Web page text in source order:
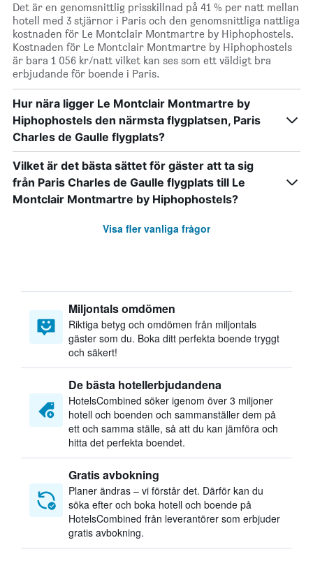
Det är en genomsnittlig prisskillnad på 41 % per natt mellan
hotell med 3 stjärnor i Paris och den genomsnittliga nattliga
kostnaden för Le Montclair Montmartre by Hiphophostels.
Kostnaden för Le Montclair Montmartre by Hiphophostels
är bara 1 056 kr/natt vilket kan ses som ett väldigt bra
erbjudande för boende i Paris.
Hur nära ligger Le Montclair Montmartre by
Hiphophostels den närmsta flygplatsen, Paris
Charles de Gaulle flygplats?
Vilket är det bästa sättet för gäster att ta sig
från Paris Charles de Gaulle flygplats till Le
Montclair Montmartre by Hiphophostels?
Visa fler vanliga frågor
Miljontals omdömen
Riktiga betyg och omdömen från miljontals
gäster som du. Boka ditt perfekta boende tryggt
och säkert!
De bästa hotellerbjudandena
HotelsCombined söker igenom över 3 miljoner
hotell och boenden och sammanställer dem på
ett och samma ställe, så att du kan jämföra och
hitta det perfekta boendet.
Gratis avbokning
Planer ändras – vi förstår det. Därför kan du
söka efter och boka hotell och boende på
HotelsCombined från leverantörer som erbjuder
gratis avbokning.